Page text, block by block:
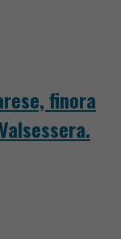
finora